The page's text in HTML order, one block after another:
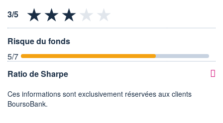
Risque du fonds
5/7
Ratio de Sharpe
Ces informations sont exclusivement réservées aux clients
BoursoBank.